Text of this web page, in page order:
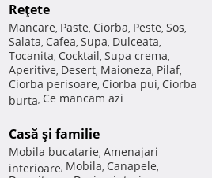
Reţete
Mancare, Paste, Ciorba, Peste, Sos,
Salata, Cafea, Supa, Dulceata,
Tocanita, Cocktail, Supa crema,
Aperitive, Desert, Maioneza, Pilaf,
Ciorba perisoare, Ciorba pui, Ciorba
burta, Ce mancam azi
Casă şi familie
Mobila bucatarie, Amenajari
interioare, Mobila, Canapele,